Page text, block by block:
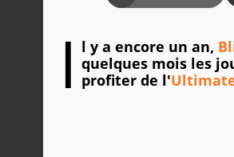
I l y a encore un an,
quelques mois les
profiter de l'